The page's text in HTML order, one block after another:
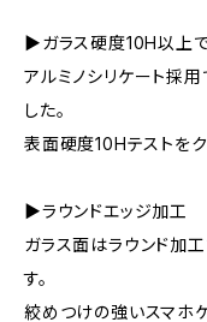
▶ガラス硬度10H以上
アルミノシリケート採
した。
表面硬度10Hテストをク
▶ラウンドエッジ加工
ガラス面はラウンド加
す。
絞めつけの強いスマホ